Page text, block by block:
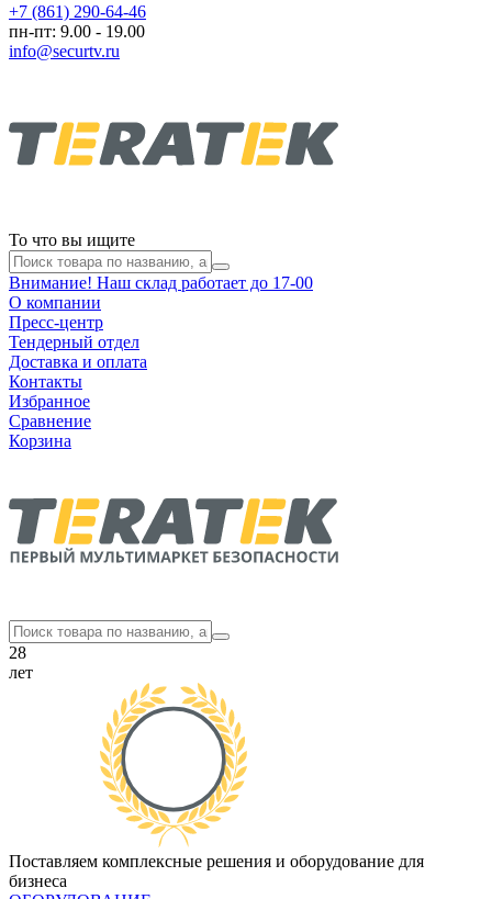
+7 (861) 290-64-46
пн-пт: 9.00 - 19.00
info@securtv.ru
То что вы ищите
Внимание! Наш склад работает до 17-00
О компании
Пресс-центр
Тендерный отдел
Доставка и оплата
Контакты
Избранное
Сравнение
Корзина
28
лет
Поставляем комплексные решения и оборудование для
бизнеса